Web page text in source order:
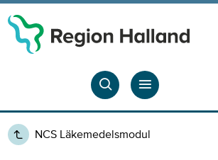
NCS Läkemedelsmodul